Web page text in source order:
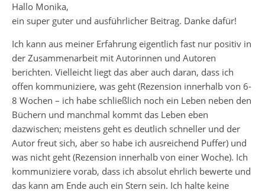
Hallo Monika,
ein super guter und ausführlicher Beitrag. Danke dafür!
Ich kann aus meiner Erfahrung eigentlich fast nur positiv in
der Zusammenarbeit mit Autorinnen und Autoren
berichten. Vielleicht liegt das aber auch daran, dass ich
offen kommuniziere, was geht (Rezension innerhalb von 6-
8 Wochen – ich habe schließlich noch ein Leben neben den
Büchern und manchmal kommt das Leben eben
dazwischen; meistens geht es deutlich schneller und der
Autor freut sich, aber so habe ich ausreichend Puffer) und
was nicht geht (Rezension innerhalb von einer Woche). Ich
kommuniziere vorab, dass ich absolut ehrlich bewerte und
das kann am Ende auch ein Stern sein. Ich halte keine